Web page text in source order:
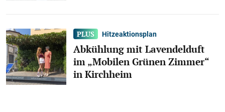
Hitzeaktionsplan
Abkühlung mit Lavendelduft
im „Mobilen Grünen Zimmer“
in Kirchheim